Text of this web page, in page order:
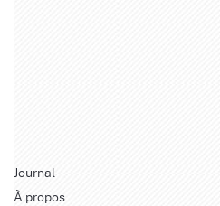
Journal
À propos